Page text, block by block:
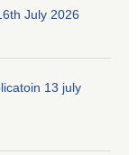
July 2026
13 july